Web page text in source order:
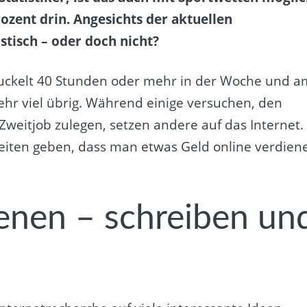
drin. Angesichts der aktuellen
– oder doch nicht?
40 Stunden oder mehr in der Woche und
viel übrig. Während einige versuchen, den
zulegen, setzen andere auf das Internet.
geben, dass man etwas Geld online
– schreiben